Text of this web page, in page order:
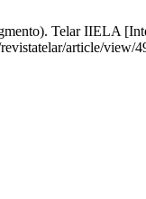
Telar IIELA
article/view/